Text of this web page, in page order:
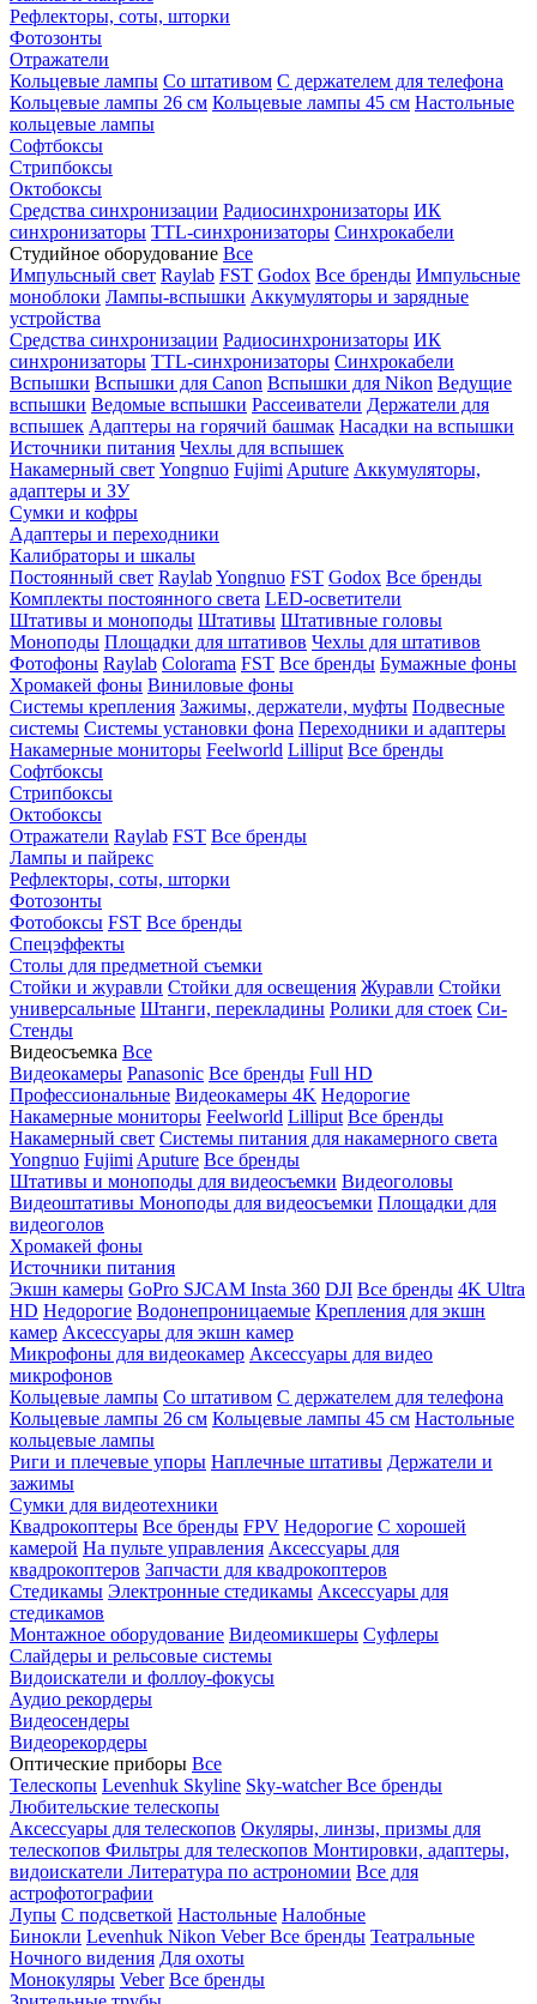
Рефлекторы, соты, шторки
Фотозонты
Отражатели
Кольцевые лампы Со штативом С держателем для телефона
Кольцевые лампы 26 см Кольцевые лампы 45 см Настольные
кольцевые лампы
Софтбоксы
Стрипбоксы
Октобоксы
Средства синхронизации Радиосинхронизаторы ИК
синхронизаторы TTL-синхронизаторы Синхрокабели
Студийное оборудование Все
Импульсный свет Raylab FST Godox Все бренды Импульсные
моноблоки Лампы-вспышки Аккумуляторы и зарядные
устройства
Средства синхронизации Радиосинхронизаторы ИК
синхронизаторы TTL-синхронизаторы Синхрокабели
Вспышки Вспышки для Canon Вспышки для Nikon Ведущие
вспышки Ведомые вспышки Рассеиватели Держатели для
вспышек Адаптеры на горячий башмак Насадки на вспышки
Источники питания Чехлы для вспышек
Накамерный свет Yongnuo Fujimi Aputure Аккумуляторы,
адаптеры и ЗУ
Сумки и кофры
Адаптеры и переходники
Калибраторы и шкалы
Постоянный свет RaylabYongnuo FST Godox Все бренды
Комплекты постоянного света LED-осветители
Штативы и моноподы Штативы Штативные головы
Моноподы Площадки для штативов Чехлы для штативов
Фотофоны Raylab Colorama FST Все бренды Бумажные фоны
Хромакей фоны Виниловые фоны
Системы крепления Зажимы, держатели, муфты Подвесные
системы Системы установки фона Переходники и адаптеры
Накамерные мониторы Feelworld Lilliput Все бренды
Софтбоксы
Стрипбоксы
Октобоксы
Отражатели Raylab FST Все бренды
Лампы и пайрекс
Рефлекторы, соты, шторки
Фотозонты
Фотобоксы FST Все бренды
Спецэффекты
Столы для предметной съемки
Стойки и журавли Стойки для освещения Журавли Стойки
универсальные Штанги, перекладины Ролики для стоек Си-
Стенды
Видеосъемка Все
Видеокамеры Panasonic Все бренды Full HD
Профессиональные Видеокамеры 4K Недорогие
Накамерные мониторы Feelworld Lilliput Все бренды
Накамерный свет Системы питания для накамерного света
Yongnuo Fujimi Aputure Все бренды
Штативы и моноподы для видеосъемки Видеоголовы
Видеоштативы Моноподы для видеосъемки Площадки для
видеоголов
Хромакей фоны
Источники питания
Экшн камеры GoPro SJCAM Insta 360 DJI Все бренды 4K Ultra
HD Недорогие Водонепроницаемые Крепления для экшн
камер Аксессуары для экшн камер
Микрофоны для видеокамер Аксессуары для видео
микрофонов
Кольцевые лампы Со штативом C держателем для телефона
Кольцевые лампы 26 см Кольцевые лампы 45 см Настольные
кольцевые лампы
Риги и плечевые упоры Наплечные штативы Держатели и
зажимы
Сумки для видеотехники
Квадрокоптеры Все бренды FPV Недорогие С хорошей
камерой На пульте управления Аксессуары для
квадрокоптеров Запчасти для квадрокоптеров
Стедикамы Электронные стедикамы Аксессуары для
стедикамов
Монтажное оборудование Видеомикшеры Суфлеры
Слайдеры и рельсовые системы
Видоискатели и фоллоу-фокусы
Аудио рекордеры
Видеосендеры
Видеорекордеры
Оптические приборы Все
Телескопы Levenhuk Skyline Sky-watcherВсе бренды
Любительские телескопы
Аксессуары для телескопов Окуляры, линзы, призмы для
телескопов Фильтры для телескопов Монтировки, адаптеры,
видоискатели Литература по астрономии Все для
астрофотографии
Лупы С подсветкой Настольные Налобные
Бинокли Levenhuk Nikon VeberВсе бренды Театральные
Ночного видения Для охоты
Монокуляры Veber Все бренды